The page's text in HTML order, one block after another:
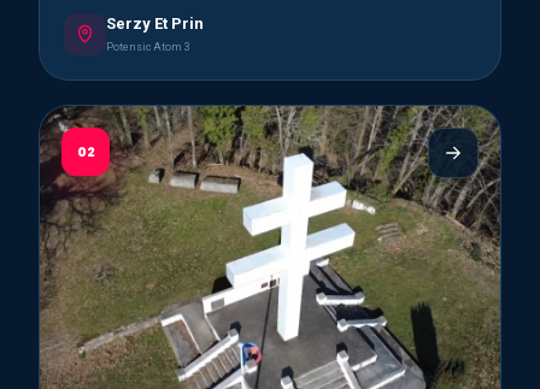
Serzy Et Prin
Potensic Atom 3
02